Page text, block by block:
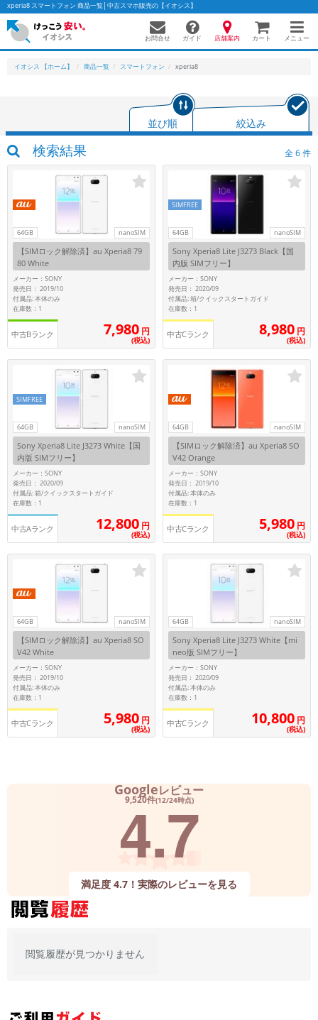
xperia8 スマートフォン 商品一覧│中古スマホ販売の【イオシス】
お問合せ ガイド 店舗案内 カート メニュー
イオシス 【ホーム】 商品一覧 スマートフォン xperia8
並び順 絞込み
検索結果 全6件
64GB nanoSIM
【SIMロック解除済】au Xperia8 79
80 White
メーカー：SONY
発売日： 2019/10
付属品: 本体のみ
在庫数：1
中古Bランク 7,980 円
(税込)
64GB nanoSIM
SIMFREE
Sony Xperia8 Lite J3273 Black【国
内版 SIMフリー】
メーカー：SONY
発売日： 2020/09
付属品: 箱/クイックスタートガイド
在庫数：1
中古Cランク 8,980 円
(税込)
64GB nanoSIM
SIMFREE
Sony Xperia8 Lite J3273 White【国
内版 SIMフリー】
メーカー：SONY
発売日： 2020/09
付属品: 箱/クイックスタートガイド
在庫数：1
中古Aランク 12,800 円
(税込)
64GB nanoSIM
【SIMロック解除済】au Xperia8 SO
V42 Orange
メーカー：SONY
発売日： 2019/10
付属品: 本体のみ
在庫数：1
中古Cランク 5,980 円
(税込)
64GB nanoSIM
【SIMロック解除済】au Xperia8 SO
V42 White
メーカー：SONY
発売日： 2019/10
付属品: 本体のみ
在庫数：1
中古Cランク 5,980 円
(税込)
64GB nanoSIM
Sony Xperia8 Lite J3273 White【mi
neo版 SIMフリー】
メーカー：SONY
発売日： 2020/09
付属品: 本体のみ
在庫数：1
中古Cランク 10,800 円
(税込)
Googleレビュー
9,520件(12/24時点)
4.7
満足度 4.7！実際のレビューを見る
閲覧履歴が見つかりません
かんたんパソコン検索に切り替える
フリーワード
除外ワード
カテゴリー
商品ジャンルの絞り込み
「スマートフォン」「タブレット」など
シリーズ
商品シリーズ名・ブランド名の絞り込み。
「iPhone」「Xperia」「Galaxy」など
メーカー
製造、販売メーカーの絞り込み
「Apple」「SONY」「SHARP」など
機能・特徴
「5G対応」「防水」「ワンセグ」など
ドライブ
ドライブの絞り込み
ランク
商品状態の絞り込み
「新品」「未使用」「中古」など
CPU
OS
OSの絞り込み
メモリ
容量
~
円 ～